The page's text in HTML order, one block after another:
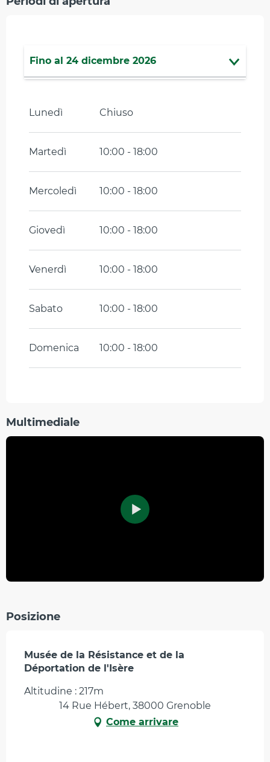
Fino al 24 dicembre 2026
Lunedì
Chiuso
Martedì 10:00 - 18:00
Mercoledì 10:00 - 18:00
Giovedì 10:00 - 18:00
Venerdì 10:00 - 18:00
Sabato 10:00 - 18:00
Domenica 10:00 - 18:00
Multimediale
Posizione
Musée de la Résistance et de la
Déportation de l'Isère
Altitudine : 217m
14 Rue Hébert, 38000 Grenoble
Come arrivare